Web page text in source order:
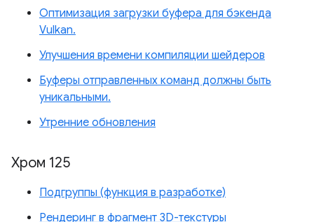
Оптимизация загрузки буфера для бэкенда
Vulkan.
Улучшения времени компиляции шейдеров
Буферы отправленных команд должны быть
уникальными.
Утренние обновления
Хром 125
Подгруппы (функция в разработке)
Рендеринг в фрагмент 3D-текстуры